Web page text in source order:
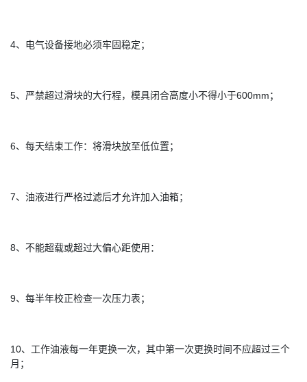
4、电气设备接地必须牢固稳定；
5、严禁超过滑块的大行程，模具闭合高度小不得小于600mm；
6、每天结束工作：将滑块放至低位置；
7、油液进行严格过滤后才允许加入油箱；
8、不能超载或超过大偏心距使用：
9、每半年校正检查一次压力表；
10、工作油液每一年更换一次，其中第一次更换时间不应超过三个
月；